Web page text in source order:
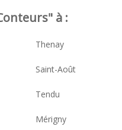
à :
Thenay
Saint-Août
Tendu
Mérigny